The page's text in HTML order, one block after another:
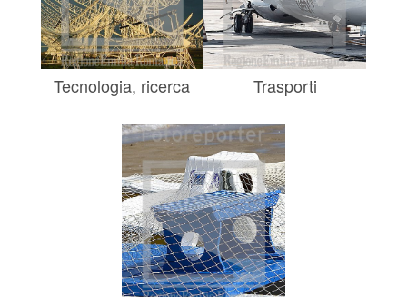
Tecnologia, ricerca Trasporti